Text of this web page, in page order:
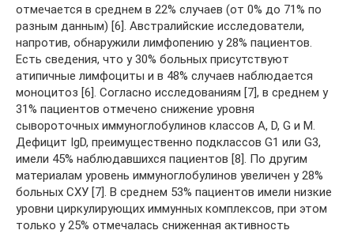
отмечается в среднем в 22% случаев (от 0% до 71% по
разным данным) [6]. Австралийские исследователи,
напротив, обнаружили лимфопению у 28% пациентов.
Есть сведения, что у 30% больных присутствуют
атипичные лимфоциты и в 48% случаев наблюдается
моноцитоз [6]. Согласно исследованиям [7], в среднем у
31% пациентов отмечено снижение уровня
сывороточных иммуноглобулинов классов A, D, G и M.
Дефицит IgD, преимущественно подклассов G1 или G3,
имели 45% наблюдавшихся пациентов [8]. По другим
материалам уровень иммуноглобулинов увеличен у 28%
больных СХУ [7]. В среднем 53% пациентов имели низкие
уровни циркулирующих иммунных комплексов, при этом
только у 25% отмечалась сниженная активность